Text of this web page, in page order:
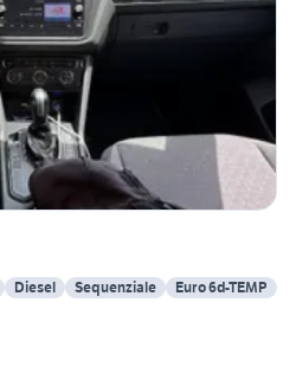
Diesel Sequenziale Euro 6d-TEMP